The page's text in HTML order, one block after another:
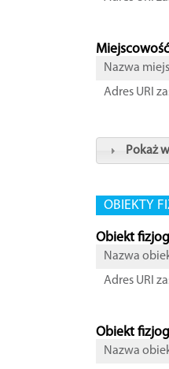
Nazwa
Adres URI
Pokaż
OBIEKTY
Obiekt
Nazwa
Adres URI
Obiekt
Nazwa